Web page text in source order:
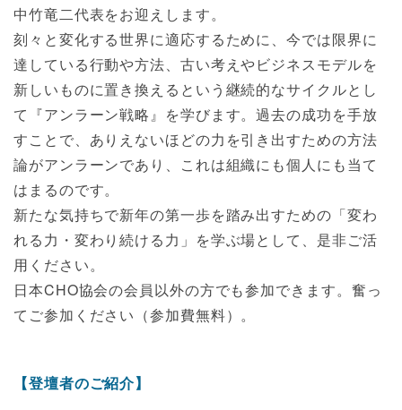
中竹竜二代表をお迎えします。
刻々と変化する世界に適応するために、今では限界に
達している行動や方法、古い考えやビジネスモデルを
新しいものに置き換えるという継続的なサイクルとし
て『アンラーン戦略』を学びます。過去の成功を手放
すことで、ありえないほどの力を引き出すための方法
論がアンラーンであり、これは組織にも個人にも当て
はまるのです。
新たな気持ちで新年の第一歩を踏み出すための「変わ
れる力・変わり続ける力」を学ぶ場として、是非ご活
用ください。
日本CHO協会の会員以外の方でも参加できます。奮っ
てご参加ください（参加費無料）。
【登壇者のご紹介】